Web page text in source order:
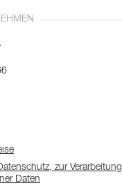
zur Verarbeitung
Daten